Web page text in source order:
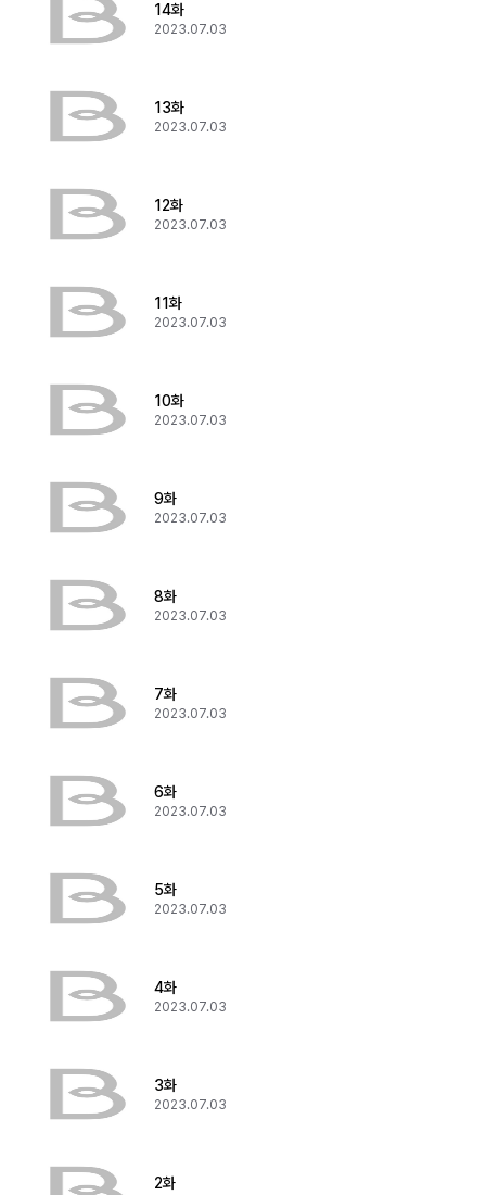
14화
2023.07.03
13화
2023.07.03
12화
2023.07.03
11화
2023.07.03
10화
2023.07.03
9화
2023.07.03
8화
2023.07.03
7화
2023.07.03
6화
2023.07.03
5화
2023.07.03
4화
2023.07.03
3화
2023.07.03
2화